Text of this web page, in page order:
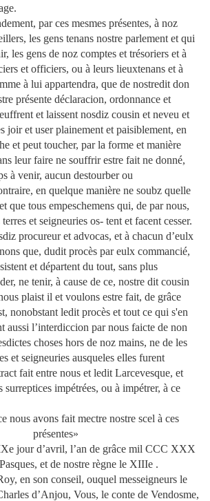
par ces mesmes présentes, à noz
les gens tenans nostre parlement et qui
les gens de noz comptes et trésoriers et à
et officiers, ou à leurs lieuxtenans et à
à lui appartendra, que de nostredit don
présente déclaracion, ordonnance et
et laissent nosdiz cousin et neveu et
joir et user plainement et paisiblement, en
et peut toucher, par la forme et manière
leur faire ne souffrir estre fait ne donné,
à venir, aucun destourber ou
en quelque manière ne soubz quelle
que tous empeschemens qui, de par nous,
et seigneuries os- tent et facent cesser.
procureur et advocas, et à chacun d’eulx
que, dudit procès par eulx commancié,
et départent du tout, sans plus
ne tenir, à cause de ce, nostre dit cousin
plaist il et voulons estre fait, de grâce
nonobstant ledit procès et tout ce qui s'en
aussi l’interdiccion par nous faicte de non
choses hors de noz mains, ne de les
et seigneuries ausqueles elles furent
fait entre nous et ledit Larcevesque, et
surreptices impétrées, ou à impétrer, à ce
nous avons fait mectre nostre scel à ces
présentes»
jour d’avril, l’an de grâce mil CCC XXX
et de nostre règne le XIIIe .
en son conseil, ouquel messeigneurs le
d’Anjou, Vous, le conte de Vendosme,